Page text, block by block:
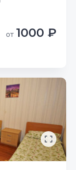
от 1000 ₽